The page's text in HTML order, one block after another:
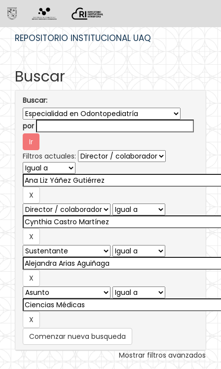
REPOSITORIO INSTITUCIONAL UAQ
Buscar
Buscar:
por
Filtros actuales:
Comenzar nueva busqueda
Mostrar filtros avanzados